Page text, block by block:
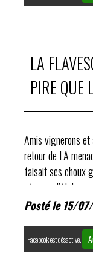
LA
PIRE QUE
Amis vignerons et
retour de LA
faisait ses choux
père car j’étais
Posté le 15/
Facebook est désactivé.